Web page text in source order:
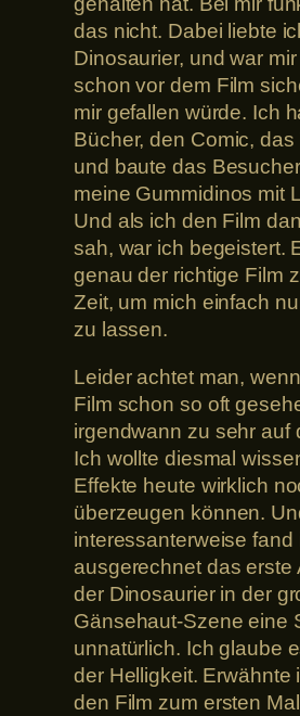
das nicht. Dabei liebte
Dinosaurier, und war
schon vor dem Film
mir gefallen würde. Ich
Bücher, den Comic, das
und baute das
meine Gummidinos mit
Und als ich den Film
sah, war ich begeistert.
genau der richtige Film
Zeit, um mich einfach
zu lassen.
Leider achtet man,
Film schon so oft
irgendwann zu sehr auf
Ich wollte diesmal
Effekte heute wirklich
überzeugen können.
interessanterweise fand
ausgerechnet das erste
der Dinosaurier in der
Gänsehaut-Szene eine
unnatürlich. Ich glaube
der Helligkeit. Erwähnte
den Film zum ersten